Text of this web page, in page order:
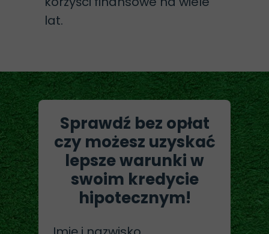
Sprawdź bez opłat
czy możesz uzyskać
lepsze warunki w
swoim kredycie
hipotecznym!
lat.